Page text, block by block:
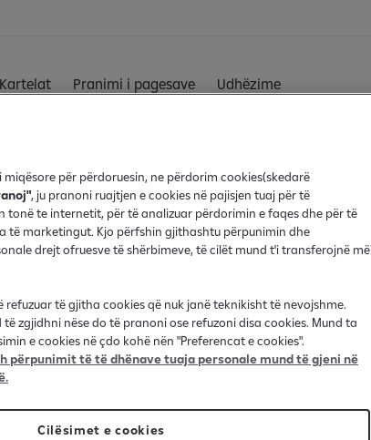
Kartelat Pranimi i pagesave Udhëzime
Karriera
Vende të lira pune
Prona në shitje
për përdoruesin, ne përdorim cookies(skedarë
, ju pranoni ruajtjen e cookies në pajisjen tuaj për të
tonë te internetit, për të analizuar përdorimin e faqes dhe për të
të marketingut. Kjo përfshin gjithashtu përpunimin dhe
drejt ofruesve të shërbimeve, të cilët mund t'i transferojnë më
refuzuar të gjitha cookies që nuk janë teknikisht të nevojshme.
të zgjidhni nëse do të pranoni ose refuzoni disa cookies. Mund ta
e cookies në çdo kohë nën "Preferencat e cookies".
përpunimit të të dhënave tuaja personale mund të gjeni në
Cilësimet e cookies